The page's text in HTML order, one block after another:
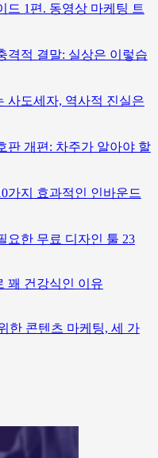
드 1편. 동영상 마케팅 트
격적 결말: 실상은 이렇습
사도세자, 역사적 진실은
판 개편: 차주가 알아야 할
가지 효과적인 인바운드
요한 무료 디자인 툴 23
꽤 건강식인 이유
한 콘텐츠 마케팅, 세 가